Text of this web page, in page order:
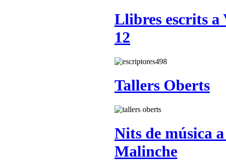
Llibres escrits
12
Tallers Oberts
Nits de música
Malinche